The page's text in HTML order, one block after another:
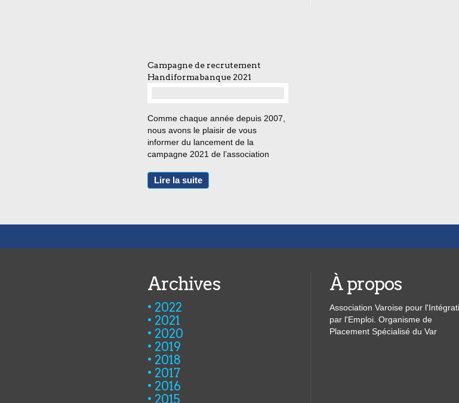
Campagne de recrutement
Handiformabanque 2021
Comme chaque année depuis 2007,
nous avons le plaisir de vous
informer du lancement de la
campagne 2021 de l’association
des personnes DETH qui souhaitent
s’orienter vers les métiers du secteur
Lire la suite
Archives
2022
2021
2020
2019
2018
2017
2016
2015
À propos
Association Varoise pour
par l'Emploi. Organisme de
Placement Spécialisé du Var